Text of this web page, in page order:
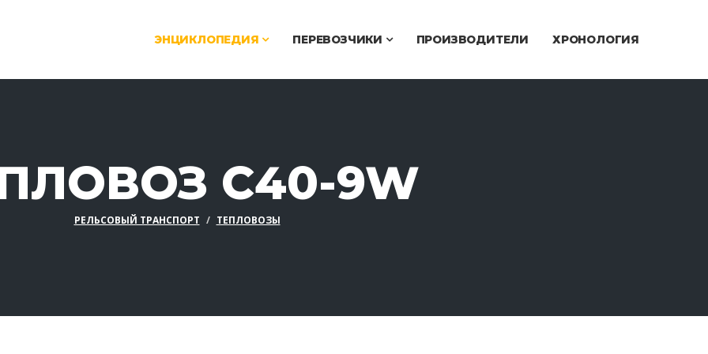
ЭНЦИКЛОПЕДИЯ ПЕРЕВОЗЧИКИ ПРОИЗВОДИТЕЛИ ХРОНОЛОГИЯ
C40-9W
РЕЛЬСОВЫЙ ТРАНСПОРТ ТЕПЛОВОЗЫ